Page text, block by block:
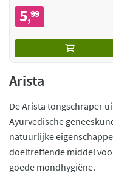
5,99
Arista
De Arista tongschraper
Ayurvedische
natuurlijke
doeltreffende middel
goede mondhygiëne.